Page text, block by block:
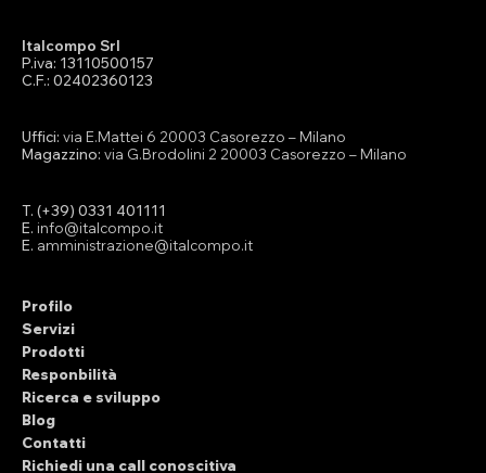
Italcompo Srl
P.iva: 13110500157
C.F.: 02402360123
Uffici: via E.Mattei 6 20003 Casorezzo – Milano
Magazzino: via G.Brodolini 2 20003 Casorezzo – Milano
T. (+39) 0331 401111
E. info@italcompo.it
E. amministrazione@italcompo.it
Profilo
Servizi
Prodotti
Responbilità
Ricerca e sviluppo
Blog
Contatti
Richiedi una call conoscitiva